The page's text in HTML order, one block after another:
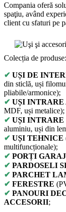
Compania oferă
spaţiu, având
client cu sfaturi pe
Colecția de produse:
✔ UȘI DE
din sticlă, uși
pliabile/armonice);
✔ UȘI
MDF, uși metalice);
✔ UȘI
aluminiu, uși din
✔ UȘI TEHNICE
multifuncționale);
✔ PORȚI GARAJ
✔ PARDOSELI
✔ PARCHET
✔ FERESTRE
✔ PANOURI
ACCESORII;